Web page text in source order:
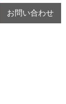
お問い合わせ